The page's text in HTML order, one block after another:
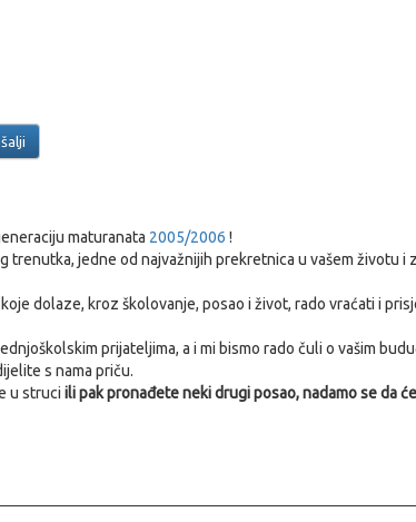
maturanata 2005/2006 !
trenutka, jedne od najvažnijih prekretnica u vašem životu i
dolaze, kroz školovanje, posao i život, rado vraćati i
prijateljima, a i mi bismo rado čuli o vašim
s nama priču.
u struci ili pak pronađete neki drugi posao, nadamo se da